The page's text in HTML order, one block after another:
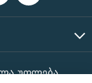
უფლება